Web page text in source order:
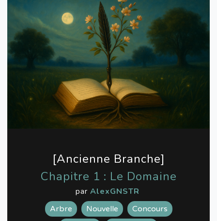
[Ancienne Branche]
Chapitre 1 : Le Domaine
par AlexGNSTR
Arbre Nouvelle
Concours